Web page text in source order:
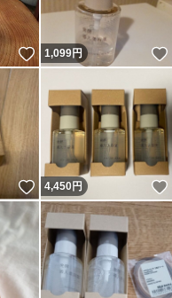
いいね！
1,099円
いいね！
4,450円